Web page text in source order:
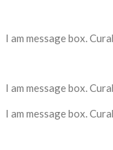
I am message box.
I am message box.
I am message box.